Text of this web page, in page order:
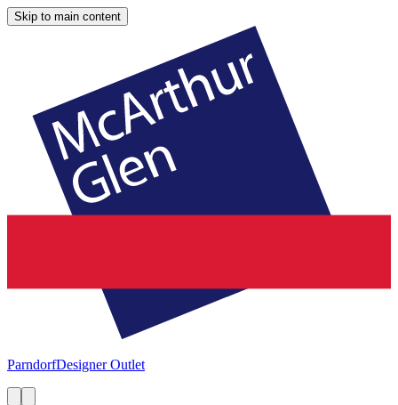
Skip to main content
ParndorfDesigner Outlet